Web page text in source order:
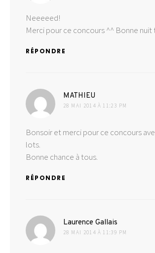
Neeeeed!
Merci pour ce concours ^^ Bonne nuit
RÉPONDRE
MATHIEU
28 MAI 2014 À 11:23 PM
Bonsoir et merci pour ce concours
lots.
Bonne chance à tous.
RÉPONDRE
Laurence Gallais
28 MAI 2014 À 11:39 PM